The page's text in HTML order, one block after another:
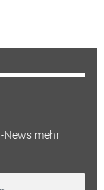
News mehr